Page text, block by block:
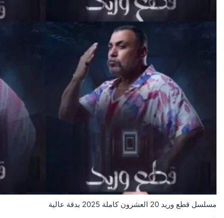
مسلسل قطع وريد 20 العشرون كاملة 2025 بدقة عالية